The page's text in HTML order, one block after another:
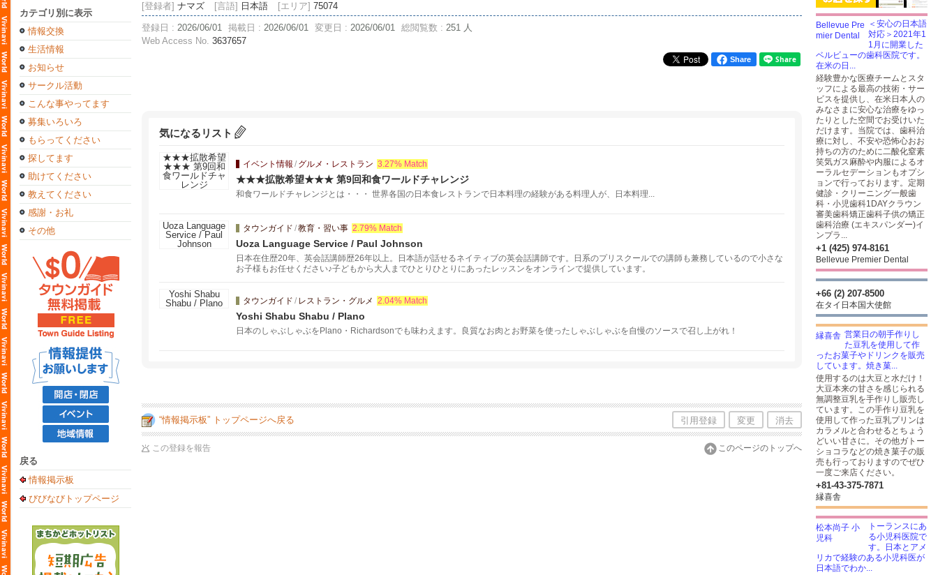
カテゴリ別に表示
情報交換
生活情報
お知らせ
サークル活動
こんな事やってます
募集いろいろ
もらってください
探してます
助けてください
教えてください
感謝・お礼
その他
戻る
情報掲示板
びびなびトップページ
[登録者] ナマズ [言語] 日本語 [エリア] 75074
登録日 : 2026/06/01 掲載日 : 2026/06/01 変更日 : 2026/06/01 総閲覧数 : 251 人
Web Access No. 3637657
Share
気になるリスト
イベント情報 / グルメ・レストラン 3.27% Match
★★★拡散希望★★★ 第9回和食ワールドチャレンジ
和食ワールドチャレンジとは・・・ 世界各国の日本食レストランで日本料理の経験がある料理人が、日本料理...
タウンガイド /教育・習い事 2.79% Match
Uoza Language Service / Paul Johnson
日本在住歴20年、英会話講師歴26年以上。日本語が話せるネイティブの英会話講師です。日系のプリスクールでの講師も兼務しているので小さな
お子様もお任せください♪子どもから大人までひとりひとりにあったレッスンをオンラインで提供しています。
タウンガイド / レストラン・グルメ 2.04% Match
Yoshi Shabu Shabu / Plano
日本のしゃぶしゃぶをPlano・Richardsonでも味わえます。良質なお肉とお野菜を使ったしゃぶしゃぶを自慢のソースで召し上がれ！
“情報掲示板” トップページへ戻る 引用登録 変更 消去
この登録を報告 このページのトップへ
＜安心の日本語
対応＞2021年1
1月に開業した
ベルビューの歯科医院です。
在米の日...
経験豊かな医療チームとスタ
ッフによる最高の技術・サー
ビスを提供し、在米日本人の
みなさまに安心な治療をゆっ
たりとした空間でお受けいた
だけます。当院では、歯科治
療に対し、不安や恐怖心おお
持ちの方のために二酸化窒素
笑気ガス麻酔や内服によるオ
ーラルセデーションもオプシ
ョンで行っております。定期
健診・クリーニング一般歯
科・小児歯科1DAYクラウン
審美歯科矯正歯科子供の矯正
歯科治療 (エキスパンダー)イ
ンプラ...
+1 (425) 974-8161
Bellevue Premier Dental
+66 (2) 207-8500
在タイ日本国大使館
営業日の朝手作りし
た豆乳を使用して作
ったお菓子やドリンクを販売
しています。焼き菓...
使用するのは大豆と水だけ！
大豆本来の甘さを感じられる
無調整豆乳を手作りし販売し
ています。この手作り豆乳を
使用して作った豆乳プリンは
カラメルと合わせるとちょう
どいい甘さに。その他ガトー
ショコラなどの焼き菓子の販
売も行っておりますのでぜひ
一度ご来店ください。
+81-43-375-7871
縁喜舎
トーランスにあ
る小児科医院で
す。日本とアメ
リカで経験のある小児科医が
日本語でわか...